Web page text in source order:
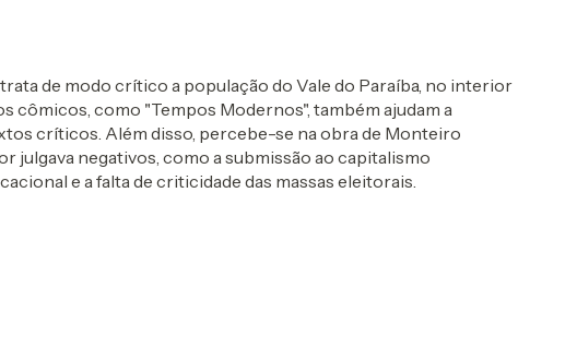
de modo crítico a população do Vale do Paraíba, no interior
cômicos, como "Tempos Modernos", também ajudam a
críticos. Além disso, percebe-se na obra de Monteiro
julgava negativos, como a submissão ao capitalismo
e a falta de criticidade das massas eleitorais.